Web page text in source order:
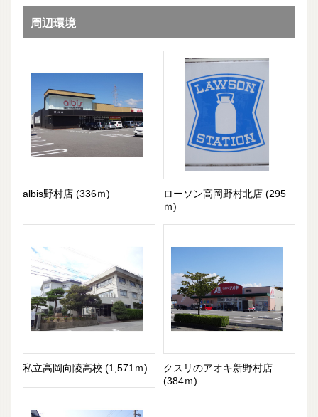
周辺環境
albis野村店 (336ｍ)
ローソン高岡野村北店 (295
ｍ)
私立高岡向陵高校 (1,571ｍ)
クスリのアオキ新野村店
(384ｍ)